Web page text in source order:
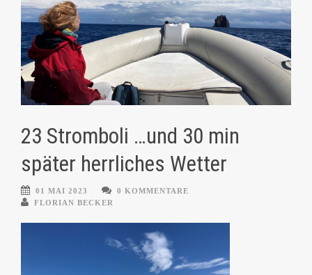
23 Stromboli …und 30 min
später herrliches Wetter
01 MAI 2023
0 KOMMENTARE
FLORIAN BECKER